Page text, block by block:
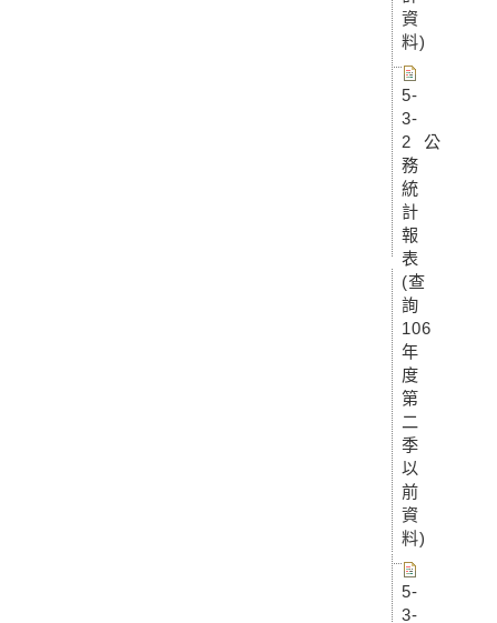
資
料)
5-
3-
2 公
務
統
計
報
表
(查
詢
106
年
度
第
二
季
以
前
資
料)
5-
3-